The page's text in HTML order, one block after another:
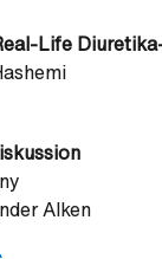
Life
Alken